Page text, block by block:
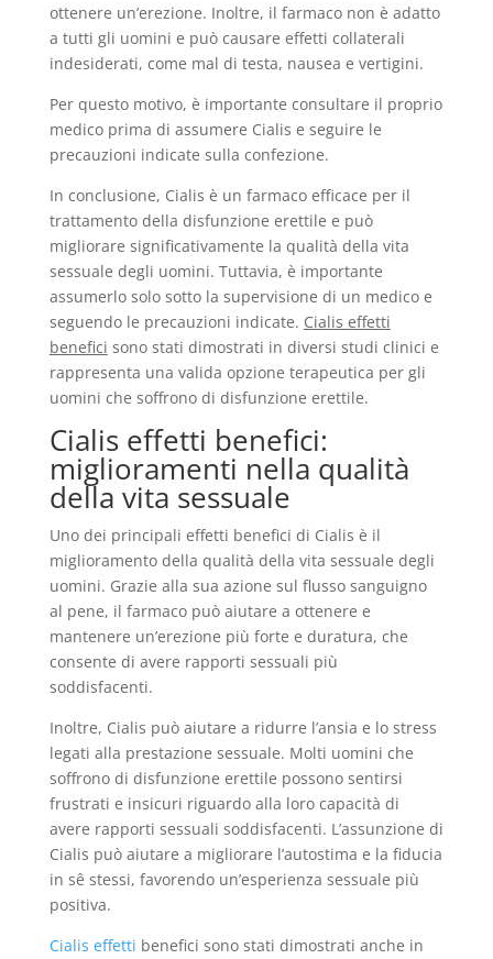
ottenere un’erezione. Inoltre, il farmaco non è adatto
a tutti gli uomini e può causare effetti collaterali
indesiderati, come mal di testa, nausea e vertigini.
Per questo motivo, è importante consultare il proprio
medico prima di assumere Cialis e seguire le
precauzioni indicate sulla confezione.
In conclusione, Cialis è un farmaco efficace per il
trattamento della disfunzione erettile e può
migliorare significativamente la qualità della vita
sessuale degli uomini. Tuttavia, è importante
assumerlo solo sotto la supervisione di un medico e
seguendo le precauzioni indicate. Cialis effetti
benefici sono stati dimostrati in diversi studi clinici e
rappresenta una valida opzione terapeutica per gli
uomini che soffrono di disfunzione erettile.
Cialis effetti benefici:
miglioramenti nella qualità
della vita sessuale
Uno dei principali effetti benefici di Cialis è il
miglioramento della qualità della vita sessuale degli
uomini. Grazie alla sua azione sul flusso sanguigno
al pene, il farmaco può aiutare a ottenere e
mantenere un’erezione più forte e duratura, che
consente di avere rapporti sessuali più
soddisfacenti.
Inoltre, Cialis può aiutare a ridurre l’ansia e lo stress
legati alla prestazione sessuale. Molti uomini che
soffrono di disfunzione erettile possono sentirsi
frustrati e insicuri riguardo alla loro capacità di
avere rapporti sessuali soddisfacenti. L’assunzione di
Cialis può aiutare a migliorare l’autostima e la fiducia
in sê stessi, favorendo un’esperienza sessuale più
positiva.
Cialis effetti benefici sono stati dimostrati anche in